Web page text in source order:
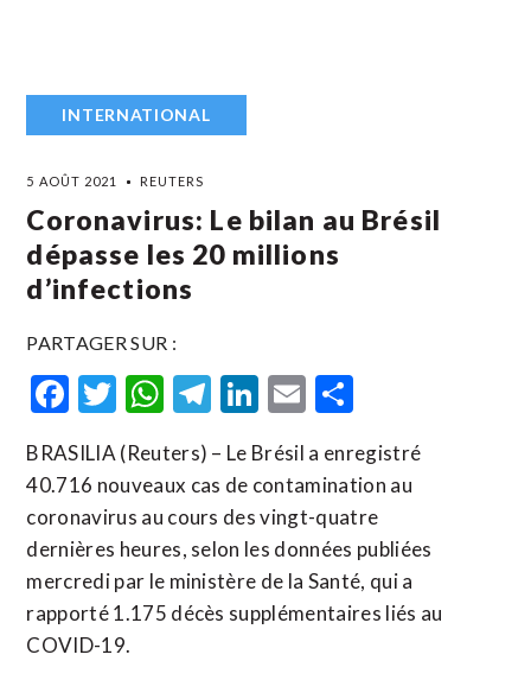
INTERNATIONAL
5 AOÛT 2021 REUTERS
Coronavirus: Le bilan au Brésil
dépasse les 20 millions
d’infections
PARTAGER SUR :
Facebook
Twitter
WhatsApp
Telegram
LinkedIn
Email
BRASILIA (Reuters) – Le Brésil a enregistré
40.716 nouveaux cas de contamination au
coronavirus au cours des vingt-quatre
dernières heures, selon les données publiées
mercredi par le ministère de la Santé, qui a
rapporté 1.175 décès supplémentaires liés au
COVID-19.